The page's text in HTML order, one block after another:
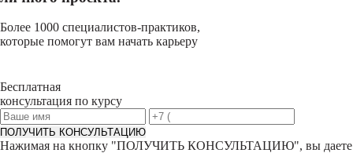
Более 1000 специалистов-практиков,
которые помогут вам начать карьеру
Бесплатная
консультация по курсу
ПОЛУЧИТЬ КОНСУЛЬТАЦИЮ
Нажимая на кнопку "ПОЛУЧИТЬ КОНСУЛЬТАЦИЮ", вы даете